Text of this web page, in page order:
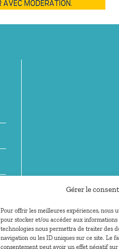
Gérer le
Pour offrir les meilleures expériences, nous
pour stocker et/ou accéder aux
technologies nous permettra de traiter des
navigation ou les ID uniques sur ce site. Le
consentement peut avoir un effet négatif